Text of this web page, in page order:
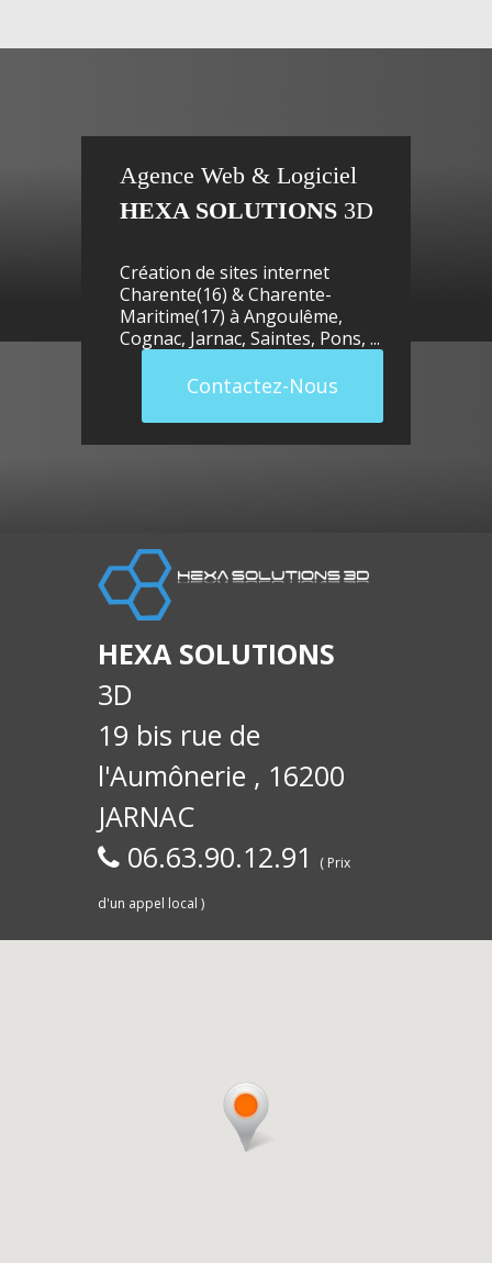
Maguy -
Commerce,
Saintes
Agence Web & Logiciel
HEXA SOLUTIONS 3D
Création de sites internet
Charente(16) & Charente-
Maritime(17) à Angoulême,
Cognac, Jarnac, Saintes, Pons, ...
Contactez-Nous
HEXA SOLUTIONS
3D
19 bis rue de
l'Aumônerie , 16200
JARNAC
06.63.90.12.91
( Prix
d'un appel local )